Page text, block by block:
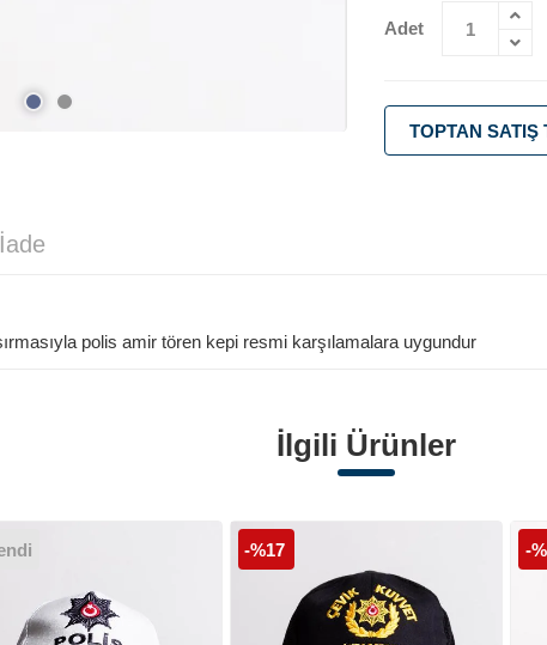
Adet
TOPTAN SATIŞ
polis amir tören kepi resmi karşılamalara uygundur
İlgili Ürünler
-%17 -